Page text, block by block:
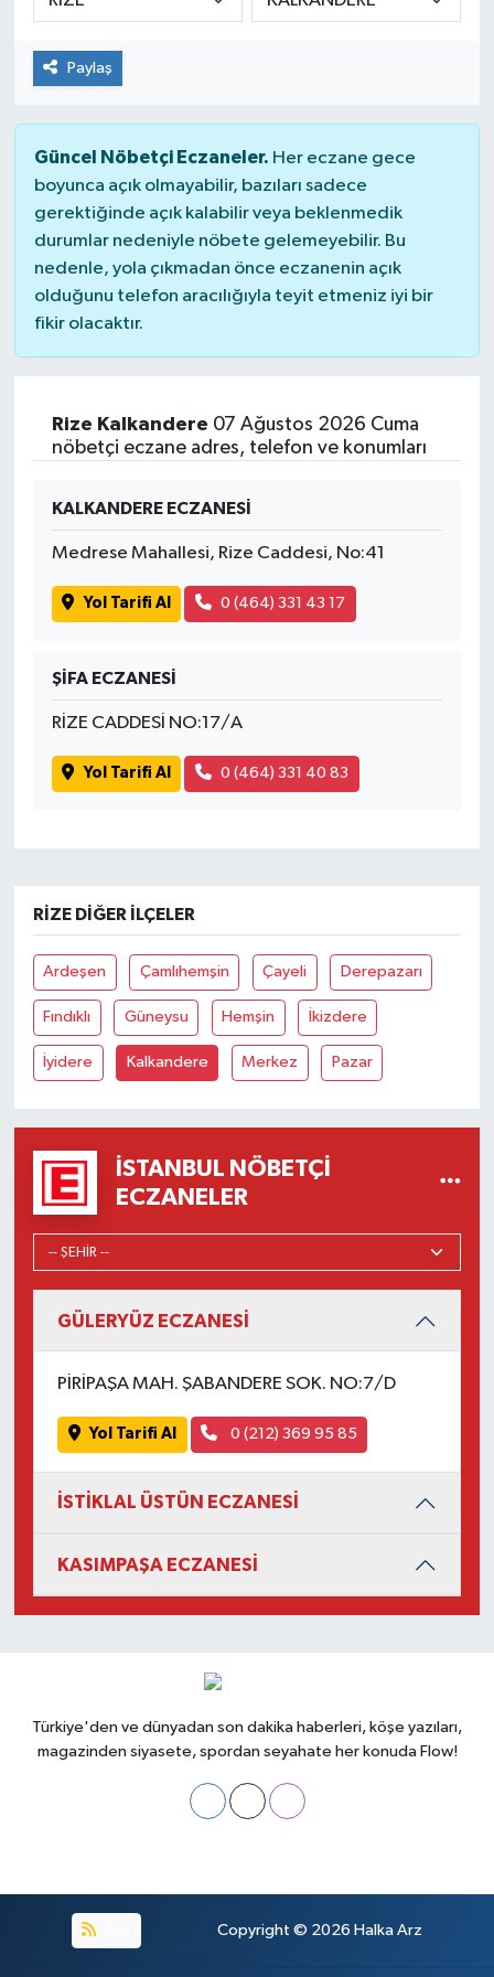
Paylaş
Güncel Nöbetçi Eczaneler. Her eczane gece
boyunca açık olmayabilir, bazıları sadece
gerektiğinde açık kalabilir veya beklenmedik
durumlar nedeniyle nöbete gelemeyebilir. Bu
nedenle, yola çıkmadan önce eczanenin açık
olduğunu telefon aracılığıyla teyit etmeniz iyi bir
fikir olacaktır.
Rize Kalkandere 07 Ağustos 2026 Cuma
nöbetçi eczane adres, telefon ve konumları
KALKANDERE ECZANESİ
Medrese Mahallesi, Rize Caddesi, No:41
Yol Tarifi Al 0 (464) 331 43 17
ŞİFA ECZANESİ
RİZE CADDESİ NO:17/A
Yol Tarifi Al 0 (464) 331 40 83
RIZE DIĞER İLÇELER
Ardeşen Çamlıhemşin Çayeli Derepazarı
Fındıklı Güneysu Hemşin İkizdere
İyidere Kalkandere Merkez Pazar
İSTANBUL NÖBETÇI
ECZANELER
GÜLERYÜZ ECZANESİ
PİRİPAŞA MAH. ŞABANDERE SOK. NO:7/D
Yol Tarifi Al 0 (212) 369 95 85
İSTİKLAL ÜSTÜN ECZANESİ
KASIMPAŞA ECZANESİ
Türkiye'den ve dünyadan son dakika haberleri, köşe yazıları,
magazinden siyasete, spordan seyahate her konuda Flow!
Copyright © 2026 Halka Arz